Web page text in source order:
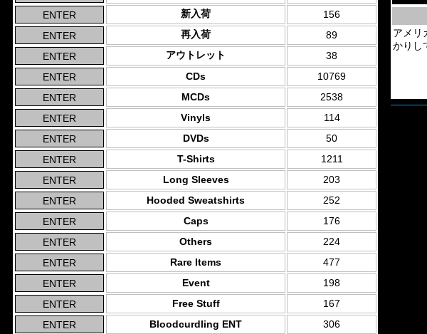
新入荷
156
再入荷
89
アウトレット
38
CDs
10769
MCDs
2538
Vinyls
114
DVDs
50
T-Shirts
1211
Long Sleeves
203
Hooded Sweatshirts
252
Caps
176
Others
224
Rare Items
477
Event
198
Free Stuff
167
Bloodcurdling ENT
306
アメリ
かりし